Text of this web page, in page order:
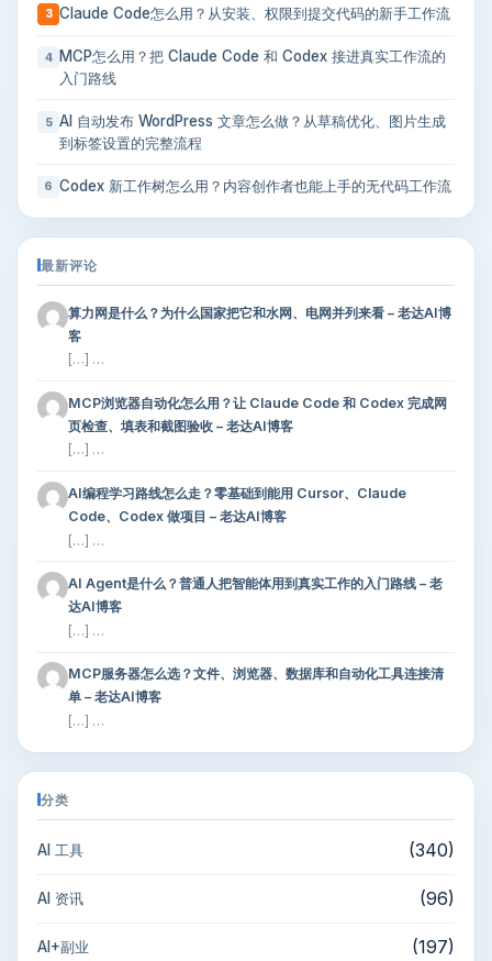
3 Claude Code怎么用？从安装、权限到提交代码的新手工作流
4
MCP怎么用？把 Claude Code 和 Codex 接进真实工作流的
入门路线
5 AI 自动发布 WordPress 文章怎么做？从草稿优化、图片生成
到标签设置的完整流程
6 Codex 新工作树怎么用？内容创作者也能上手的无代码工作流
最新评论
算力网是什么？为什么国家把它和水网、电网并列来看 – 老达AI博
客
[…] …
MCP浏览器自动化怎么用？让 Claude Code 和 Codex 完成网
页检查、填表和截图验收 – 老达AI博客
[…] …
AI编程学习路线怎么走？零基础到能用 Cursor、Claude
Code、Codex 做项目 – 老达AI博客
[…] …
AI Agent是什么？普通人把智能体用到真实工作的入门路线 – 老
达AI博客
[…] …
MCP服务器怎么选？文件、浏览器、数据库和自动化工具连接清
单 – 老达AI博客
[…] …
分类
AI 工具 (340)
AI 资讯 (96)
AI+副业 (197)